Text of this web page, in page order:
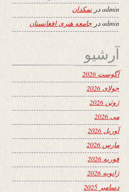
adminدرنمکدان
admin در جامعه هنری افغانستان
آرشیو
آگوست 2026
جولای 2026
ژوئن 2026
می 2026
آوریل 2026
مارس 2026
فوریه 2026
ژانویه 2026
دسامبر 2025